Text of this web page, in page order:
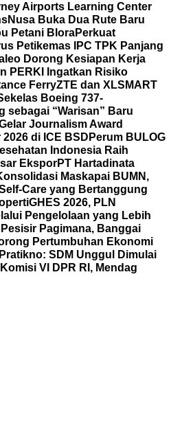
Airports Learning Center
Buka Dua Rute Baru
Petani BloraPerkuat
Petikemas IPC TPK Panjang
Dorong Kesiapan Kerja
PERKI Ingatkan Risiko
FerryZTE dan XLSMART
Boeing 737-
sebagai “Warisan” Baru
Journalism Award
di ICE BSD Perum BULOG
Indonesia Raih
EksporPT Hartadinata
Maskapai BUMN,
Care yang Bertanggung
GHES 2026, PLN
Pengelolaan yang Lebih
Pagimana, Banggai
Pertumbuhan Ekonomi
SDM Unggul Dimulai
VI DPR RI, Mendag